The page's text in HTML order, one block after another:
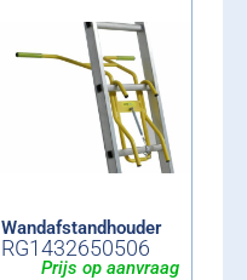
Wandafstandhouder
RG1432650506
Prijs op aanvraag